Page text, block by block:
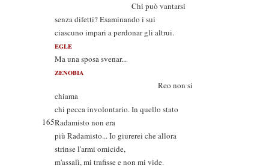
Chi può vantarsi
senza difetti? Esaminando i sui
ciascuno impari a perdonar gli altrui.
EGLE
Ma una sposa svenar...
ZENOBIA
Reo non si
chiama
chi pecca involontario. In quello stato
165Radamisto non era
più Radamisto... Io giurerei che allora
strinse l'armi omicide,
m'assalì, mi trafisse e non mi vide.